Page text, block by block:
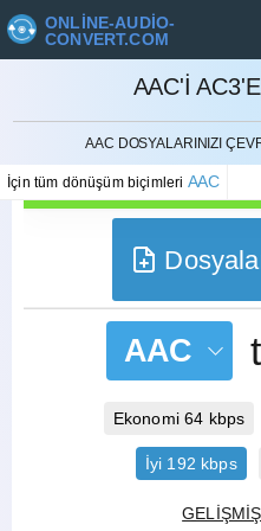
ONLINE-AUDIO-
CONVERT.COM
AAC'I
AAC DOSYALARINIZI
İçin tüm dönüşüm biçimleri AAC
İPTAL
AAC
Ekonomi 64 kbps
İyi 192 kbps